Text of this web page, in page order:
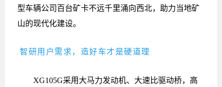
型车辆公司百台矿卡不远千里涌向西北，助力当地矿
山的现代化建设。
智研用户需求，造好车才是硬道理
XG105G采用大马力发动机、大速比驱动桥，高